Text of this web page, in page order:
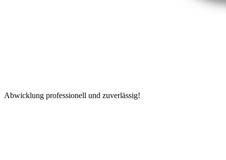
Abwicklung professionell und zuverlässig!